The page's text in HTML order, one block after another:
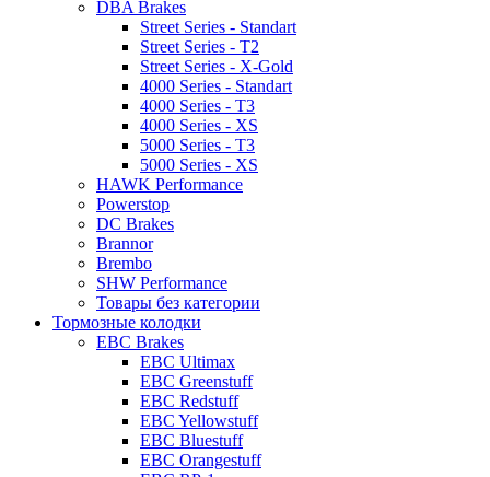
DBA Brakes
Street Series - Standart
Street Series - T2
Street Series - X-Gold
4000 Series - Standart
4000 Series - T3
4000 Series - XS
5000 Series - T3
5000 Series - XS
HAWK Performance
Powerstop
DC Brakes
Brannor
Brembo
SHW Performance
Товары без категории
Тормозные колодки
EBC Brakes
EBC Ultimax
EBC Greenstuff
EBC Redstuff
EBC Yellowstuff
EBC Bluestuff
EBC Orangestuff